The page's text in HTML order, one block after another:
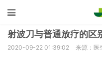
射波刀与普通放疗的区
2020-09-22 01:39:02 来源：医